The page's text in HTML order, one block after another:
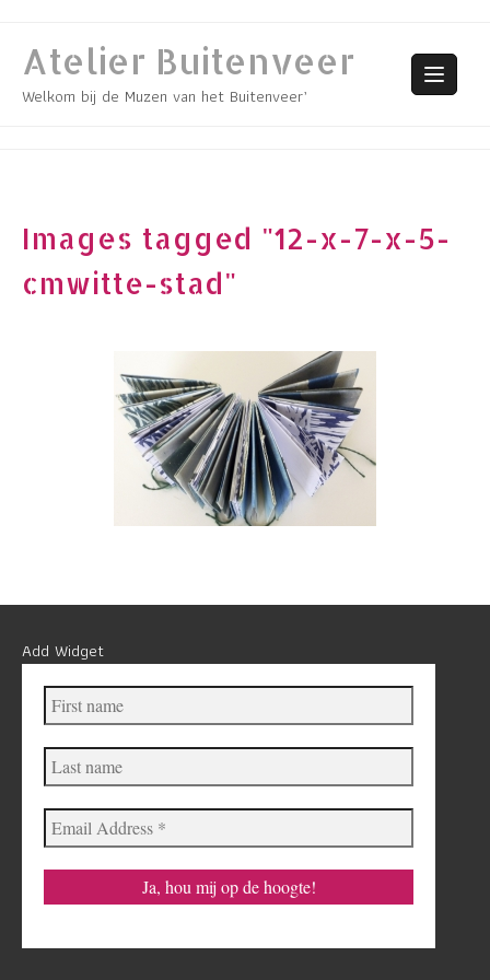
contentAtelier Buitenveer
Welkom bij de Muzen van het Buitenveer’
Images tagged "12-x-7-x-5-
cmwitte-stad"
Add Widget
First
name
Last
name
Email
Address
*